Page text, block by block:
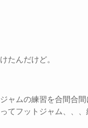
たんだけど。
ャムの練習を合間合間
てフットジャム、、